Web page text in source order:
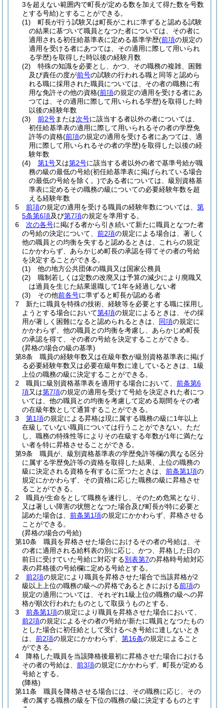
3を超えない範囲内で町長が定める数を加えて得た数を号数
とする号給)とすることができる。
(1)
町長が行う試験又は町長がこれに準ずると認める試験
の結果に基づいて職員となつた者については、その者に
適用される初任給基準表に定める基準学歴(前項の規定の
適用を受ける者にあつては、その適用に際して用いられ
る学歴)を取得した時以後の経験月数
(2)
特殊の知識を必要とし、かつ、その職務の複雑、困難
及び責任の度が前号の試験の行われる職と同等と認めら
れる職に採用された職員については、その者の職務に有
用な免許その他の資格(前項の規定の適用を受ける者にあ
つては、その適用に際して用いられる学歴)を取得した時
以後の経験年数
(3)
前2号または次号に該当する者以外の者については、
初任給基準表の適用に際して用いられるその者の学歴免
許等の資格(前項の規定の適用を受ける者にあつては、適
用に際して用いられるその者の学歴)を取得した以後の経
験年数
(4)
第1号又は第2号に該当する者以外の者で基準号給が職
務の級の最低の号給(初任給基準表に掲げられている場合
の最低の号給を除く。)である者については、級別資格基
準表に定めるその職務の級についての必要経験年数を超
える経験年数
5
前項の規定の適用を受ける職員の経験年数については、 第
5条第6項及び第7項の規定を準用する。
6
次の各号に掲げる者から引き続いて新たに職員となつた者
の号給の決定について、 前2項の規定による場合は、著しく
他の職員との均衡を失すると認めるときは、これらの規定
にかかわらず、あらかじめ町長の承認を得てその者の号給
を決定することができる。
(1)
他の地方公共団体の職員又は国家公務員
(2)
職制若しくは定数の改廃又は予算の減少により廃職又
は過員を生じた結果退職して1年を経過しない者
(3)
その他前各号に準ずると町長が認める者
7
新たに職員を特殊の技術、経験等を必要とする職に採用し
ようとする場合において第4項の規定によるときは、その採
用が著しく困難になると認められるときは、 同項の規定に
かかわらず、他の職員との均衡を考慮し、あらかじめ町長
の承認を得て、その者の号給を決定することができる。
(昇格の場合の級の基準)
第8条
職員の経験年数又は在級年数が級別資格基準表に掲げ
る必要経験年数又は必要在級年数に達しているときは、1級
上位の職務の級に決定することができる。
2
職員に級別資格基準表を適用する場合において、 前条第6
項又は第7項の規定の適用を受けて号給を決定された者につ
いては、他の職員との均衡を考慮して定める期間をその者
の在級年数として通算することができる。
3
第1項の規定による昇格は現に属する職務の級に1年以上
在級していない職員については行うことができない。 ただ
し、職務の特殊性等によりその在級する年数が1年に満たな
い者を特に昇格させることができる。
第9条
職員が、級別資格基準表の学歴免許等欄の異なる区分
に属する学歴免許等の資格を取得した結果、上位の職務の
級に決定される資格を有するに至つたときは、 前条第1項の
規定にかかわらず、その資格に応じた職務の級に昇格させ
ることができる。
2
職員が生命をとして職務を遂行し、そのため危篤となり、
又は著しい障害の状態となつた場合及び町長が特に必要と
認めた場合は、 前条第1項の規定にかかわらず、昇格させる
ことができる。
(昇格の場合の号給)
第10条
職員を昇格させた場合におけるその者の号給は、そ
の者に適用される給料表の別に応じ、かつ、昇格した日の
前日に受けていた号給に対応する別表第7の昇格時号給対応
表の昇格後の号給欄に定める号給とする。
2
前2項の規定により職員を昇格させた場合で当該昇格が2
級以上上位の職務の級への昇格であるときにおける前項の
規定の適用については、それぞれ1級上位の職務の級への昇
格が順次行われたものとして取扱うものとする。
3
前条第1項の規定により職員を昇格させた場合において、
前2項の規定によるその者の号給が新たに職員となつたもの
とした場合に初任給として受けるべき号給に達しないとき
は、 前2項の規定にかかわらず、 第16条の規定によること
ができる。
4
降格した職員を当該降格後最初に昇格させた場合における
その者の号給は、 前3項の規定にかかわらず、町長が定める
号給とする。
(降格)
第11条
職員を降格させる場合には、その職務に応じ、その
者の属する職務の級を下位の職務の級に決定するものとす